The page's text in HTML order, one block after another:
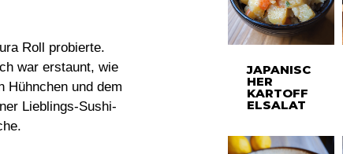
Roll probierte.
war erstaunt, wie
Hühnchen und dem
Lieblings-Sushi-
JAPANISC
HER
KARTOFF
ELSALAT